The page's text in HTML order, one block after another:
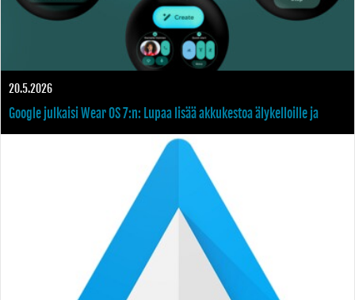
20.5.2026
Google julkaisi Wear OS 7:n: Lupaa lisää akkukestoa älykelloille ja
Gemini-tekoälyn ranteeseen